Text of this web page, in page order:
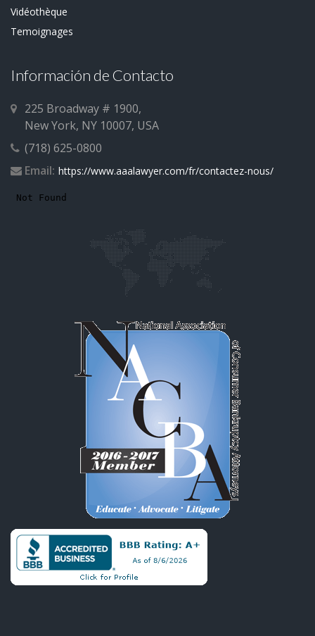
Vidéothèque
Temoignages
Información de Contacto
225 Broadway # 1900,
New York, NY 10007, USA
(718) 625-0800
Email: https://www.aaalawyer.com/fr/contactez-nous/